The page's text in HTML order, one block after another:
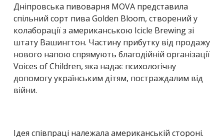
Дніпровська пивоварня MOVA представила
спільний сорт пива Golden Bloom, створений у
колаборації з американською Icicle Brewing зі
штату Вашингтон. Частину прибутку від продажу
нового напою спрямують благодійній організації
Voices of Children, яка надає психологічну
допомогу українським дітям, постраждалим від
війни.
Ідея співпраці належала американській стороні.